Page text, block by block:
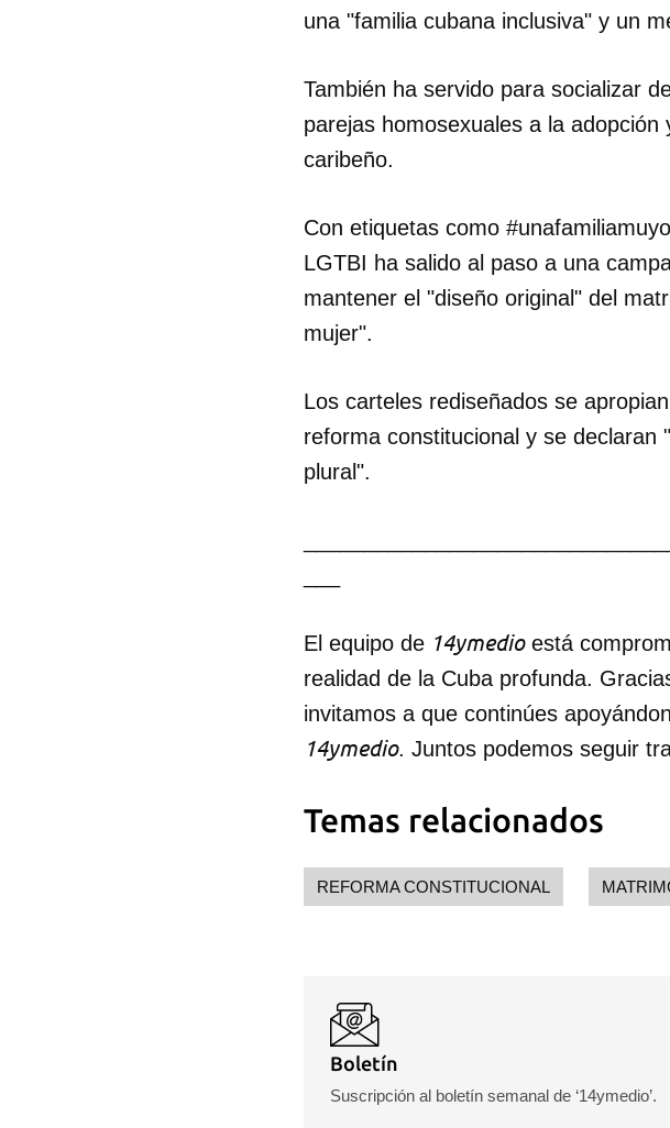
una "familia cubana inclusiva" y un
También ha servido para socializar
parejas homosexuales a la
caribeño.
Con etiquetas como
LGTBI ha salido al paso a una
mantener el "diseño original" del
mujer".
Los carteles rediseñados se
reforma constitucional y se declaran
plural".
El equipo de 14ymedioestá
realidad de la Cuba profunda.
invitamos a que continúes
14ymedio. Juntos podemos seguir
Temas relacionados
REFORMA CONSTITUCIONAL
Boletín
Suscripción al boletín semanal de ‘14ymedio’.